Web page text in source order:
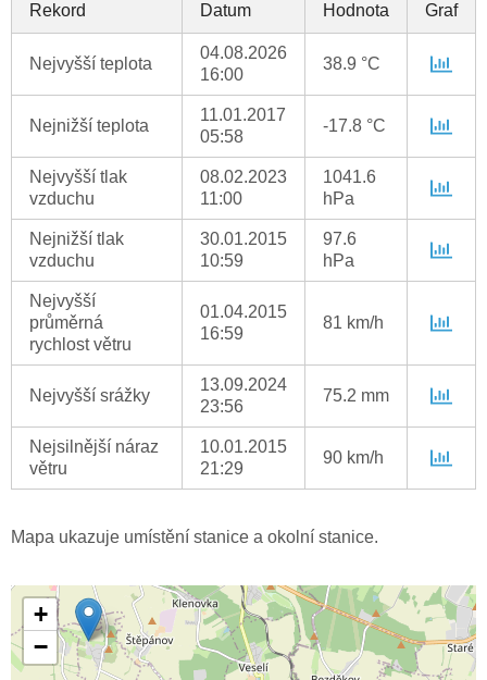
Rekord Datum Hodnota Graf
Nejvyšší teplota
04.08.2026
16:00
38.9 °C
Nejnižší teplota
11.01.2017
05:58
-17.8 °C
Nejvyšší tlak
vzduchu
08.02.2023
11:00
1041.6
hPa
Nejnižší tlak
vzduchu
30.01.2015
10:59
97.6
hPa
Nejvyšší
průměrná
rychlost větru
01.04.2015
16:59
81 km/h
Nejvyšší srážky
13.09.2024
23:56
75.2 mm
Nejsilnější náraz
větru
10.01.2015
21:29
90 km/h
Mapa ukazuje umístění stanice a okolní stanice.
+
−